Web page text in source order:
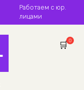
Работаем с юр.
лицами
0